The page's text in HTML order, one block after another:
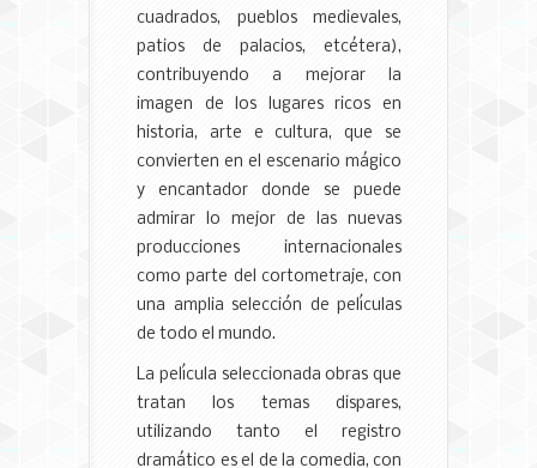
cuadrados, pueblos medievales,
patios de palacios, etcétera),
contribuyendo a mejorar la
imagen de los lugares ricos en
historia, arte e cultura, que se
convierten en el escenario mágico
y encantador donde se puede
admirar lo mejor de las nuevas
producciones internacionales
como parte del cortometraje, con
una amplia selección de películas
de todo el mundo.
La película seleccionada obras que
tratan los temas dispares,
utilizando tanto el registro
dramático es el de la comedia, con